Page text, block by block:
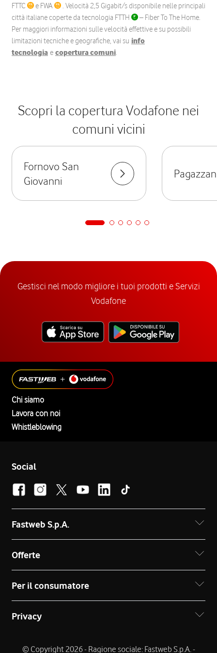
FTTC
e FWA
. Velocità 2,5 Gigabit/s disponibile nelle principali
città italiane coperte da tecnologia FTTH
– Fiber To The Home.
Per maggiori informazioni sulle velocità effettive e su possibili
limitazioni tecniche e geografiche, vai su info
tecnologia e copertura comuni.
Scopri la copertura Vodafone nei
comuni vicini
Fornovo San
Giovanni
Gestisci nel modo migliore i tuoi prodotti e Servizi
Vodafone
Chi siamo
Lavora con noi
Whistleblowing
Social
Fastweb S.p.A.
Offerte
Per il consumatore
Privacy
© Copyright 2026 - Ragione sociale: Fastweb S.p.A. -